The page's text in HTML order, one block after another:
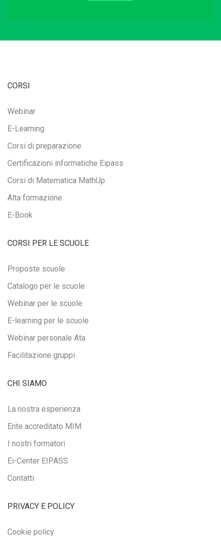
CORSI
Webinar
E-Learning
Corsi di preparazione
Certificazioni informatiche Eipass
Corsi di Matematica MathUp
Alta formazione
E-Book
CORSI PER LE SCUOLE
Proposte scuole
Catalogo per le scuole
Webinar per le scuole
E-learning per le scuole
Webinar personale Ata
Facilitazione gruppi
CHI SIAMO
La nostra esperienza
Ente accreditato MIM
I nostri formatori
Ei-Center EIPASS
Contatti
PRIVACY E POLICY
Cookie policy